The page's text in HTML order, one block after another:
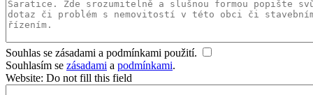
Souhlas se zásadami a podmínkami použití.
Souhlasím se zásadami a podmínkami.
Website: Do not fill this field